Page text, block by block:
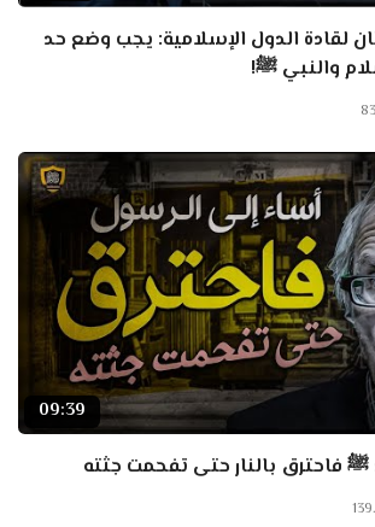
لقادة الدول الإسلامية: يجب وضع حد
والنبي ﷺ!
09:39
فاحترق بالنار حتى تفحمت جثته